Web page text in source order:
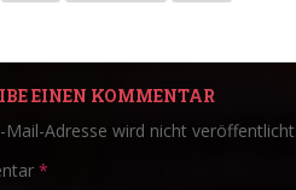
EINEN KOMMENTAR
Mail-Adresse wird nicht veröffentlicht.
*